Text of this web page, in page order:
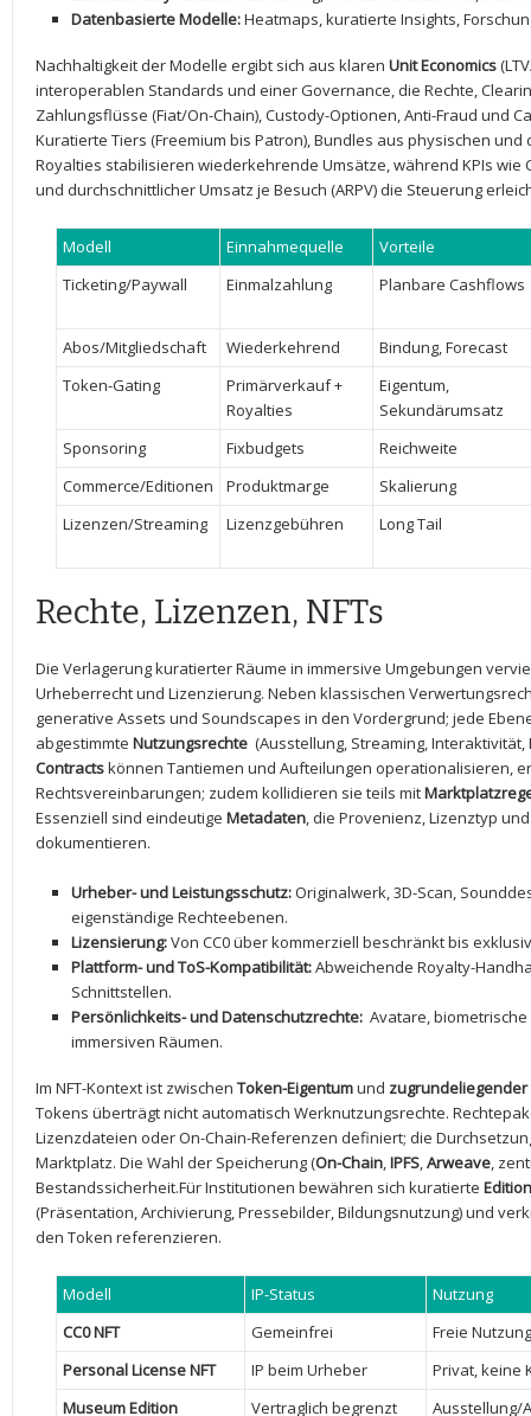
Datenbasierte Modelle:Heatmaps, kuratierte Insights,
Nachhaltigkeit der Modelle ergibt sich‌ aus klaren Unit Economics
interoperablen⁣ Standards und einer Governance, die Rechte,
Zahlungsflüsse (Fiat/On-Chain), Custody-Optionen, Anti-Fraud‌ und
Kuratierte Tiers (Freemium bis Patron), Bundles ‌aus physischen
Royalties stabilisieren wiederkehrende Umsätze, während KPIs wie
und durchschnittlicher Umsatz je Besuch ⁤(ARPV) die Steuerung​
Modell Einnahmequelle
Vorteile
Ticketing/Paywall
Einmalzahlung Planbare Cashflows
Abos/Mitgliedschaft Wiederkehrend
Bindung, Forecast
Token-Gating
Primärverkauf​ +
Royalties
Eigentum,
Sekundärumsatz
Sponsoring
Fixbudgets
Reichweite
Commerce/Editionen
Produktmarge
Skalierung
Lizenzen/Streaming
Lizenzgebühren Long Tail
Rechte, Lizenzen, NFTs
Die Verlagerung kuratierter Räume in immersive Umgebungen
Urheberrecht und Lizenzierung. Neben klassischen
generative Assets und Soundscapes in den Vordergrund; jede
abgestimmte‌ Nutzungsrechte (Ausstellung,‌ Streaming,
Contractskönnen Tantiemen​ und Aufteilungen operationalisieren,
Rechtsvereinbarungen; zudem kollidieren ⁣sie teils mit
Essenziell sind eindeutige Metadaten, die Provenienz, Lizenztyp
dokumentieren.
Urheber- und Leistungsschutz:Originalwerk, 3D-Scan,
eigenständige Rechteebenen.
Lizensierung:Von CC0 über kommerziell beschränkt bis
Plattform- und ToS-Kompatibilität:⁤Abweichende Royalty-
Schnittstellen.
Persönlichkeits- und Datenschutzrechte: Avatare,
immersiven‍ Räumen.
Im NFT-Kontext ist zwischen Token-Eigentum‍und⁤ zugrundeliegender
Tokens überträgt nicht automatisch‌ Werknutzungsrechte.
Lizenzdateien oder On-Chain-Referenzen​ definiert;‌ die
Marktplatz. Die ‍Wahl der Speicherung (On-Chain,IPFS,Arweave,
Bestandssicherheit.Für‌ Institutionen bewähren⁢ sich‌ kuratierte
(Präsentation, ‌Archivierung, ⁢Pressebilder, Bildungsnutzung) und
den Token referenzieren.
Modell IP-Status
Nutzung
CC0 NFT
Gemeinfrei
Freie
Personal License NFT
IP beim Urheber
Privat, keine
Museum Edition
Vertraglich⁣ begrenzt Ausstellung/